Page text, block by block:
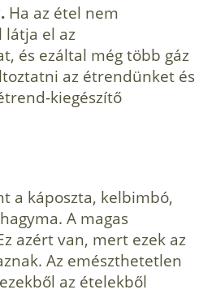
Ha az étel nem
látja el az
és ezáltal még több gáz
az étrendünket és
kiegészítő
a káposzta, kel­bimbó,
A magas
azért van, mert ezek az
Az emészthetetlen
az ételekből